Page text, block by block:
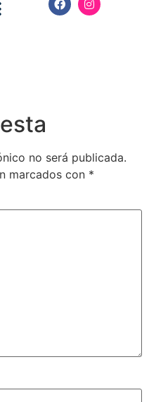
no será publicada.
marcados con *